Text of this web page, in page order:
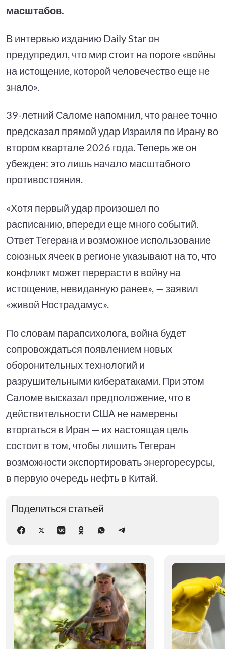
масштабов.
В интервью изданию Daily Star он
предупредил, что мир стоит на пороге «войны
на истощение, которой человечество еще не
знало».
39-летний Саломе напомнил, что ранее точно
предсказал прямой удар Израиля по Ирану во
втором квартале 2026 года. Теперь же он
убежден: это лишь начало масштабного
противостояния.
«Хотя первый удар произошел по
расписанию, впереди еще много событий.
Ответ Тегерана и возможное использование
союзных ячеек в регионе указывают на то, что
конфликт может перерасти в войну на
истощение, невиданную ранее», — заявил
«живой Нострадамус».
По словам парапсихолога, война будет
сопровождаться появлением новых
оборонительных технологий и
разрушительными кибератаками. При этом
Саломе высказал предположение, что в
действительности США не намерены
вторгаться в Иран — их настоящая цель
состоит в том, чтобы лишить Тегеран
возможности экспортировать энергоресурсы,
в первую очередь нефть в Китай.
Поделиться статьей